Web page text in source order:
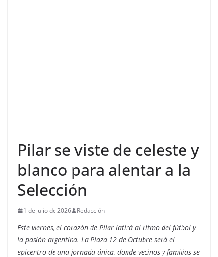
Pilar se viste de celeste y
blanco para alentar a la
Selección
1 de julio de 2026 Redacción
Este viernes, el corazón de Pilar latirá al ritmo del fútbol y
la pasión argentina. La Plaza 12 de Octubre será el
epicentro de una jornada única, donde vecinos y familias se